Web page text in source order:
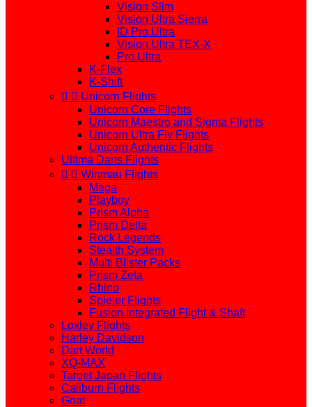
Vision Slim
Vision Ultra Sierra
ID Pro.Ultra
Vision Ultra TEX-X
Pro.Ultra
K-Flex
K-Shift
  Unicorn Flights
Unicorn Core Flights
Unicorn Maestro and Sigma Flights
Unicorn Ultra Fly Flights
Unicorn Authentic Flights
Ultima Darts Flights
  Winmau Flights
Mega
Playboy
Prism Alpha
Prism Delta
Rock Legends
Stealth System
Multi Blister Packs
Prism Zeta
Rhino
Spieler Flights
Fusion Integrated Flight & Shaft
Loxley Flights
Harley Davidson
Dart World
XQ-MAX
Target Japan Flights
Caliburn Flights
Goat